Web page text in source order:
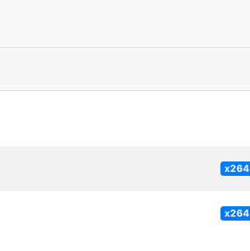
x264
x264